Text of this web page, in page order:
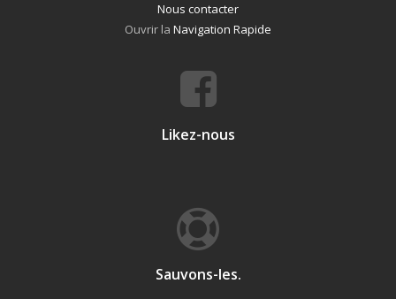
Nous contacter
Ouvrir la Navigation Rapide
Likez-nous
Sauvons-les.